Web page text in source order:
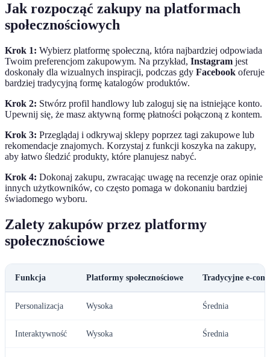
Jak rozpocząć zakupy na platformach
społecznościowych
Krok 1: Wybierz platformę społeczną, która najbardziej odpowiada
Twoim preferencjom zakupowym. Na przykład, Instagram jest
doskonały dla wizualnych inspiracji, podczas gdy Facebook oferuje
bardziej tradycyjną formę katalogów produktów.
Krok 2: Stwórz profil handlowy lub zaloguj się na istniejące konto.
Upewnij się, że masz aktywną formę płatności połączoną z kontem.
Krok 3: Przeglądaj i odkrywaj sklepy poprzez tagi zakupowe lub
rekomendacje znajomych. Korzystaj z funkcji koszyka na zakupy,
aby łatwo śledzić produkty, które planujesz nabyć.
Krok 4: Dokonaj zakupu, zwracając uwagę na recenzje oraz opinie
innych użytkowników, co często pomaga w dokonaniu bardziej
świadomego wyboru.
Zalety zakupów przez platformy
społecznościowe
Funkcja Platformy społecznościowe Tradycyjne e-
Personalizacja Wysoka Średnia
Interaktywność Wysoka Średnia